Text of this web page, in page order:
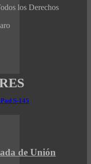
S-145
los Derechos
de Unión